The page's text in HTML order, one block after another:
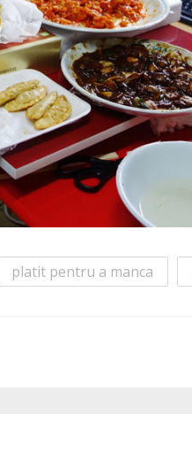
platit pentru a manca